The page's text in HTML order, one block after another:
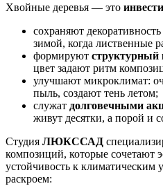
Хвойные деревья — это
сохраняют декоративность
зимой, когда лиственные
формируют структурный
цвет задают ритм
улучшают микроклимат:
пыль, создают тень летом;
служат долговечными
живут десятки, а порой и
Студия ЛЮКССАД
композиций, которые сочетают
устойчивость к климатическим
раскроем: